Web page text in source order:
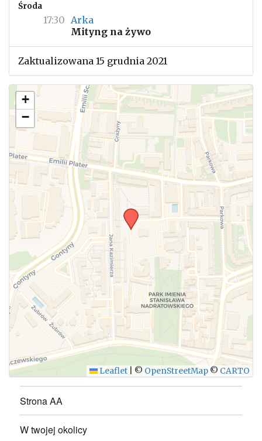
Środa
17:30 Arka
Mityng na żywo
Zaktualizowana 15 grudnia 2021
+
−
Leaflet © OpenStreetMap © CARTO
Strona AA
W twojej okolicy